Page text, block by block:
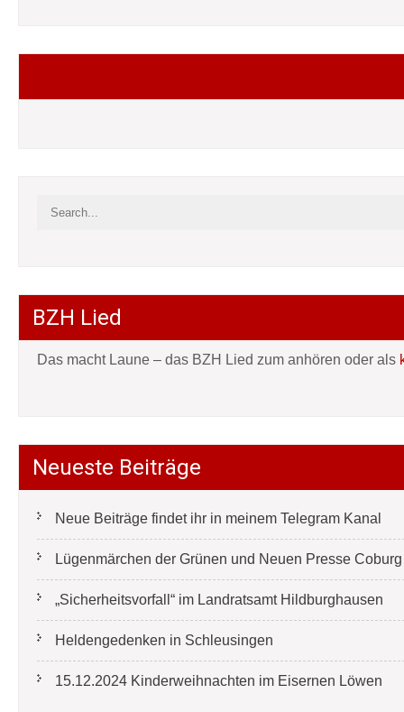
BZH Lied
Das macht Laune – das BZH Lied zum anhören oder als
Neueste Beiträge
Neue Beiträge findet ihr in meinem Telegram Kanal
Lügenmärchen der Grünen und Neuen Presse
„Sicherheitsvorfall“ im Landratsamt Hildburghausen
Heldengedenken in Schleusingen
15.12.2024 Kinderweihnachten im Eisernen Löwen